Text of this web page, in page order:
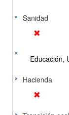
Sanidad
Educación,
Hacienda